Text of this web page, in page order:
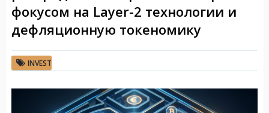
фокусом на Layer-2 технологии и
дефляционную токеномику
INVEST